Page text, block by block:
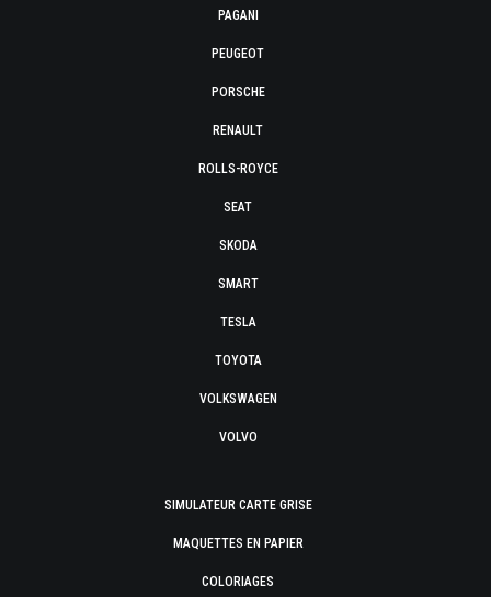
PAGANI
PEUGEOT
PORSCHE
RENAULT
ROLLS-ROYCE
SEAT
SKODA
SMART
TESLA
TOYOTA
VOLKSWAGEN
VOLVO
SIMULATEUR CARTE GRISE
MAQUETTES EN PAPIER
COLORIAGES